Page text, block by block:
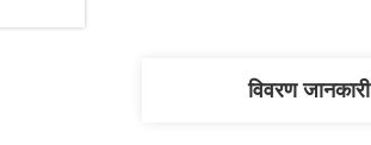
विवरण जानकारी